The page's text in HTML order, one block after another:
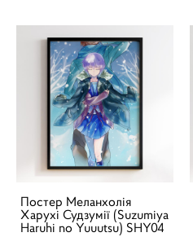
Постер Меланхолія
Харухі Судзумії (Suzumiya
Haruhi no Yuuutsu) SHY04